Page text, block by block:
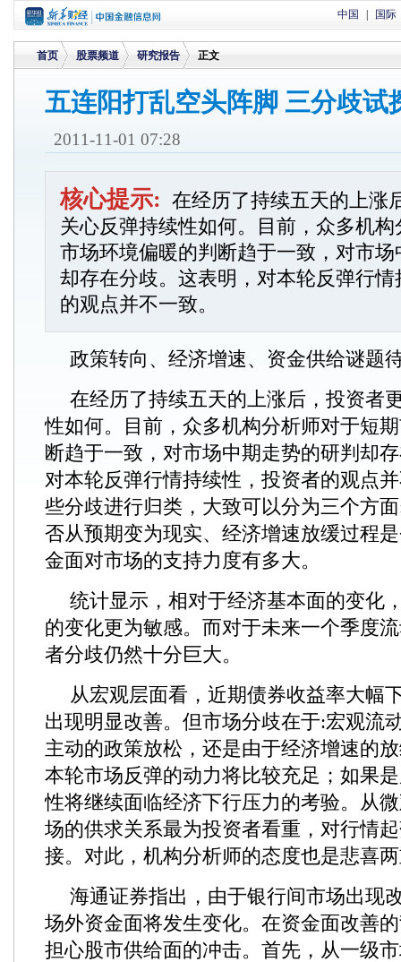
中国 国际
首页
>
股票频道
>
研究报告 正文
五连阳打乱空头阵脚 三分歧试
2011-11-01 07:28
核心提示: 在经历了持续五天的上涨
关心反弹持续性如何。目前，众多机
市场环境偏暖的判断趋于一致，对市
却存在分歧。这表明，对本轮反弹行
的观点并不一致。
政策转向、经济增速、资金供给谜题
在经历了持续五天的上涨后，投资者
性如何。目前，众多机构分析师对于短
断趋于一致，对市场中期走势的研判却
对本轮反弹行情持续性，投资者的观点
些分歧进行归类，大致可以分为三个方
否从预期变为现实、经济增速放缓过程
金面对市场的支持力度有多大。
统计显示，相对于经济基本面的变化
的变化更为敏感。而对于未来一个季度
者分歧仍然十分巨大。
从宏观层面看，近期债券收益率大幅
出现明显改善。但市场分歧在于:宏观流
主动的政策放松，还是由于经济增速的
本轮市场反弹的动力将比较充足；如果
性将继续面临经济下行压力的考验。从
场的供求关系最为投资者看重，对行情
接。对此，机构分析师的态度也是悲喜
海通证券指出，由于银行间市场出现
场外资金面将发生变化。在资金面改善
担心股市供给面的冲击。首先，从一级